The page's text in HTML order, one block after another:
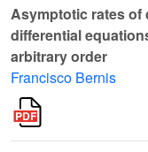
Asymptotic rates of
differential
arbitrary order
Francisco Bernis